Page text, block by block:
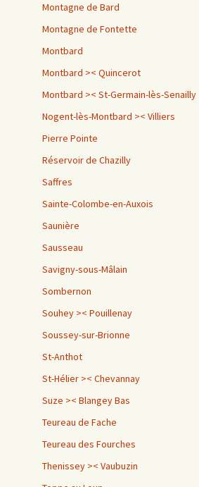
Montagne de Bard
Montagne de Fontette
Montbard
Montbard >< Quincerot
Montbard >< St-Germain-lès-Senailly
Nogent-lès-Montbard >< Villiers
Pierre Pointe
Réservoir de Chazilly
Saffres
Sainte-Colombe-en-Auxois
Saunière
Sausseau
Savigny-sous-Mâlain
Sombernon
Souhey >< Pouillenay
Soussey-sur-Brionne
St-Anthot
St-Hélier >< Chevannay
Suze >< Blangey Bas
Teureau de Fache
Teureau des Fourches
Thenissey >< Vaubuzin